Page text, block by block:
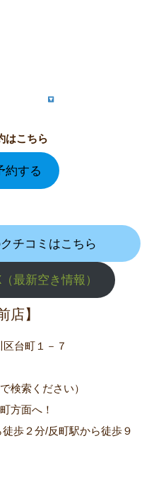
はこちら
約する
チコミはこちら
最新空き情報）
店】
台町１－７
検索ください）
方面へ！
歩２分/反町駅から徒歩９